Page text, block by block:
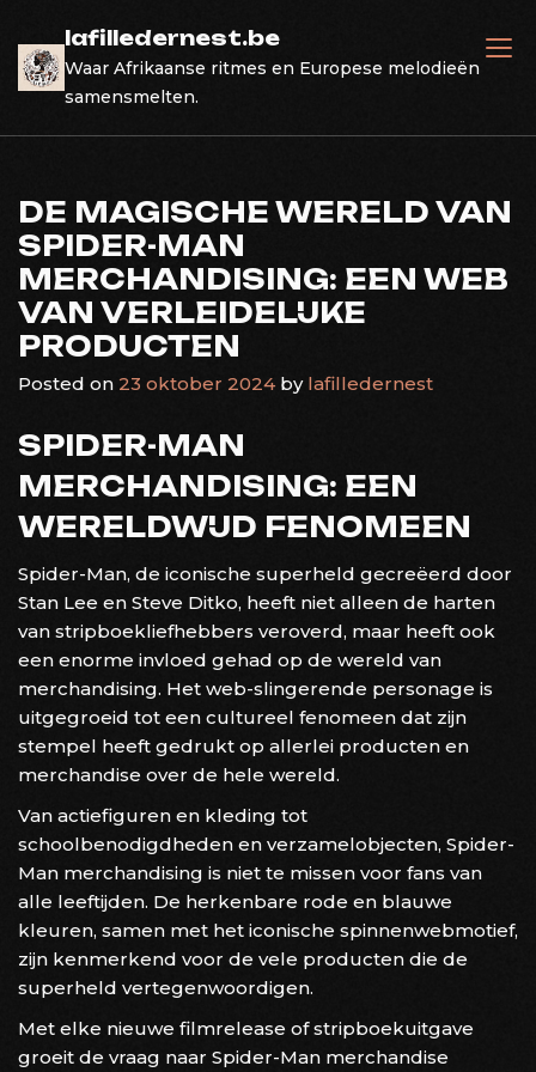
content
lafilledernest.be
Waar Afrikaanse ritmes en Europese melodieën
samensmelten.
DE MAGISCHE WERELD VAN
SPIDER-MAN
MERCHANDISING: EEN WEB
VAN VERLEIDELIJKE
PRODUCTEN
Posted on 23 oktober 2024by lafilledernest
SPIDER-MAN
MERCHANDISING: EEN
WERELDWIJD FENOMEEN
Spider-Man, de iconische superheld gecreëerd door
Stan Lee en Steve Ditko, heeft niet alleen de harten
van stripboekliefhebbers veroverd, maar heeft ook
een enorme invloed gehad op de wereld van
merchandising. Het web-slingerende personage is
uitgegroeid tot een cultureel fenomeen dat zijn
stempel heeft gedrukt op allerlei producten en
merchandise over de hele wereld.
Van actiefiguren en kleding tot
schoolbenodigdheden en verzamelobjecten, Spider-
Man merchandising is niet te missen voor fans van
alle leeftijden. De herkenbare rode en blauwe
kleuren, samen met het iconische spinnenwebmotief,
zijn kenmerkend voor de vele producten die de
superheld vertegenwoordigen.
Met elke nieuwe filmrelease of stripboekuitgave
groeit de vraag naar Spider-Man merchandise